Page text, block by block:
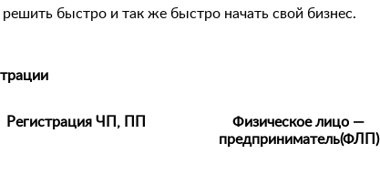
быстро и так же быстро начать свой бизнес.
Регистрация ЧП, ПП
Физическое лицо —
предприниматель(ФЛП)